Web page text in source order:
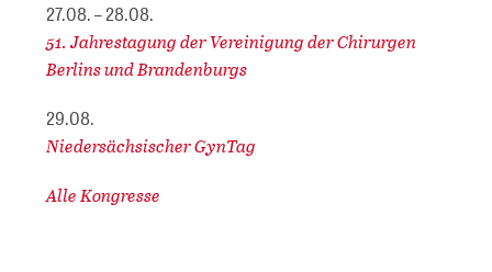
27.08. – 28.08.
51. Jahrestagung der Vereinigung der Chirurgen
Berlins und Brandenburgs
29.08.
Niedersächsischer GynTag
Alle Kongresse